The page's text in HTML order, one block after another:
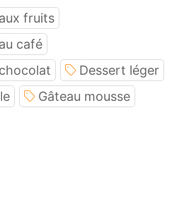
fruits
café
Dessert léger
Gâteau mousse